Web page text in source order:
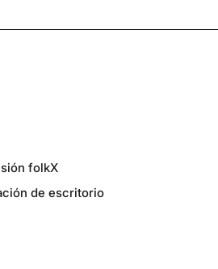
folkX
de escritorio